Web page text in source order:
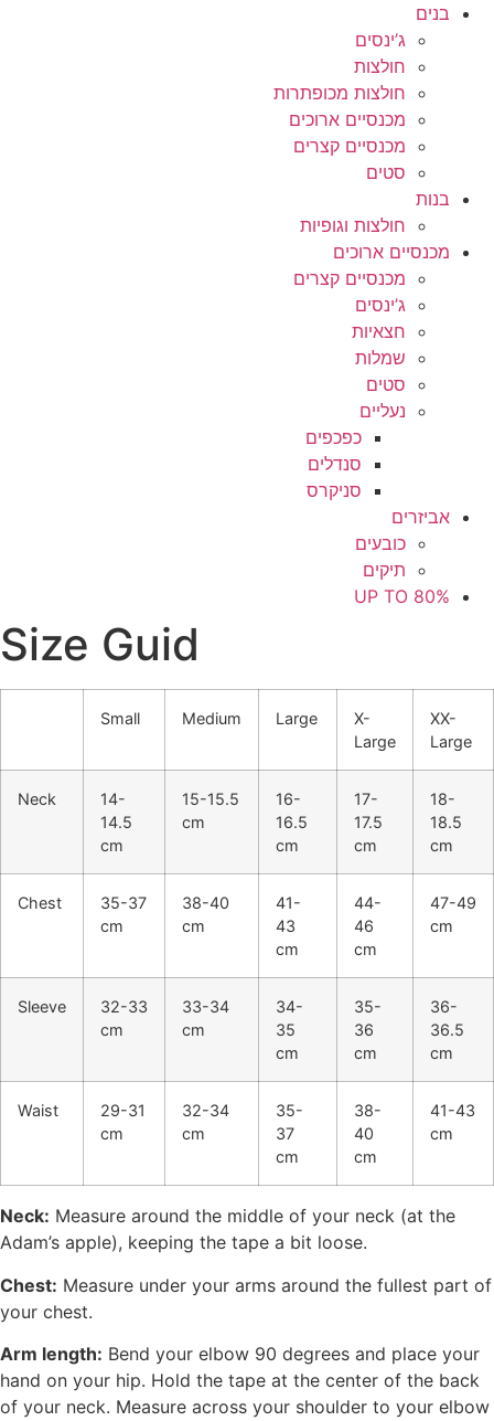
בנים
ג’ינסים
חולצות
חולצות מכופתרות
מכנסיים ארוכים
מכנסיים קצרים
סטים
בנות
חולצות וגופיות
מכנסיים ארוכים
מכנסיים קצרים
ג’ינסים
חצאיות
שמלות
סטים
נעליים
כפכפים
סנדלים
סניקרס
אביזרים
כובעים
תיקים
UP TO 80%
Size Guid
Small Medium Large
X-
Large
XX-
Large
Neck
14-
14.5
cm
15-15.5
cm
16-
16.5
cm
17-
17.5
cm
18-
18.5
cm
Chest
35-37
cm
38-40
cm
41-
43
cm
44-
46
cm
47-49
cm
Sleeve
32-33
cm
33-34
cm
34-
35
cm
35-
36
cm
36-
36.5
cm
Waist
29-31
cm
32-34
cm
35-
37
cm
38-
40
cm
41-43
cm
Neck: Measure around the middle of your neck (at the
Adam’s apple), keeping the tape a bit loose.
Chest: Measure under your arms around the fullest part of
your chest.
Arm length: Bend your elbow 90 degrees and place your
hand on your hip. Hold the tape at the center of the back
of your neck. Measure across your shoulder to your elbow